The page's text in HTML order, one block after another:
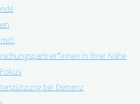
in Ihrer Nähe
bei Demenz